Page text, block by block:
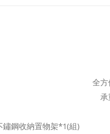
全
承
鏽鋼收納置物架*1(組)